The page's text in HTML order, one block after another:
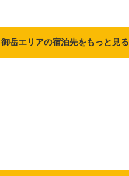
御岳エリアの宿泊先をもっと見る